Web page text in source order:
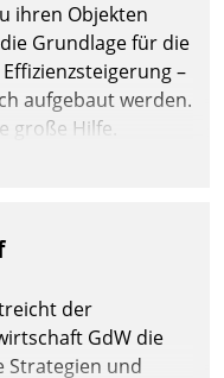
ihren Objekten
Grundlage für die
–
aufgebaut werden.
große Hilfe.
der
GdW die
Strategien und